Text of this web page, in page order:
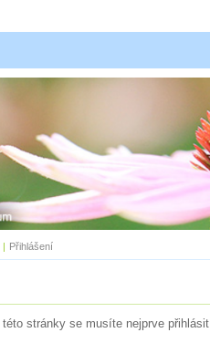
| Přihlášení
stránky se musíte nejprve přihlásit.